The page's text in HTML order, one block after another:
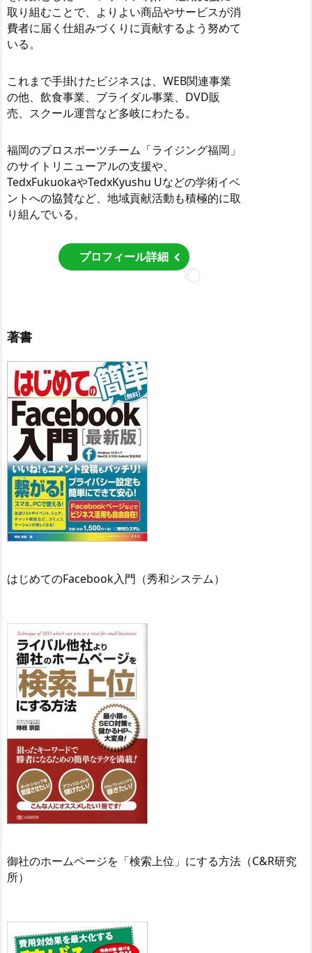
取り組むことで、よりよい商品やサービスが消
費者に届く仕組みづくりに貢献するよう努めて
いる。
これまで手掛けたビジネスは、WEB関連事業
の他、飲食事業、ブライダル事業、DVD販
売、スクール運営など多岐にわたる。
福岡のプロスポーツチーム「ライジング福岡」
のサイトリニューアルの支援や、
TedxFukuokaやTedxKyushu Uなどの学術イベ
ントへの協賛など、地域貢献活動も積極的に取
り組んでいる。
プロフィール詳細
著書
はじめてのFacebook入門（秀和システム）
御社のホームページを「検索上位」にする方法（C&R研究
所）